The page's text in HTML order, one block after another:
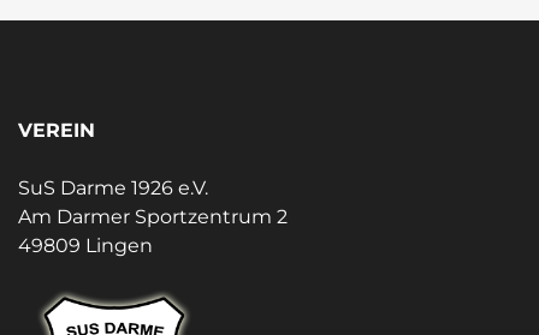
VEREIN
SuS Darme 1926 e.V.
Am Darmer Sportzentrum 2
49809 Lingen